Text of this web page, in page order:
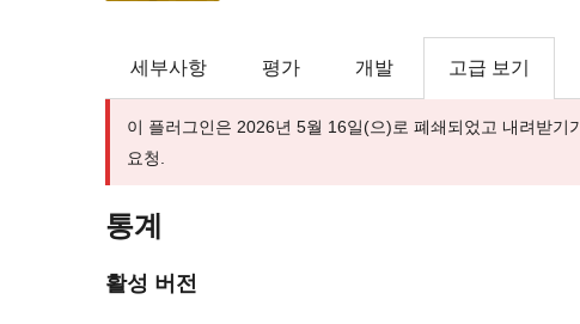
세부사항 평가 개발 고급 보기
이 플러그인은 2026년 5월 16일(으)로 폐쇄되었고 내려받
요청.
통계
활성 버전